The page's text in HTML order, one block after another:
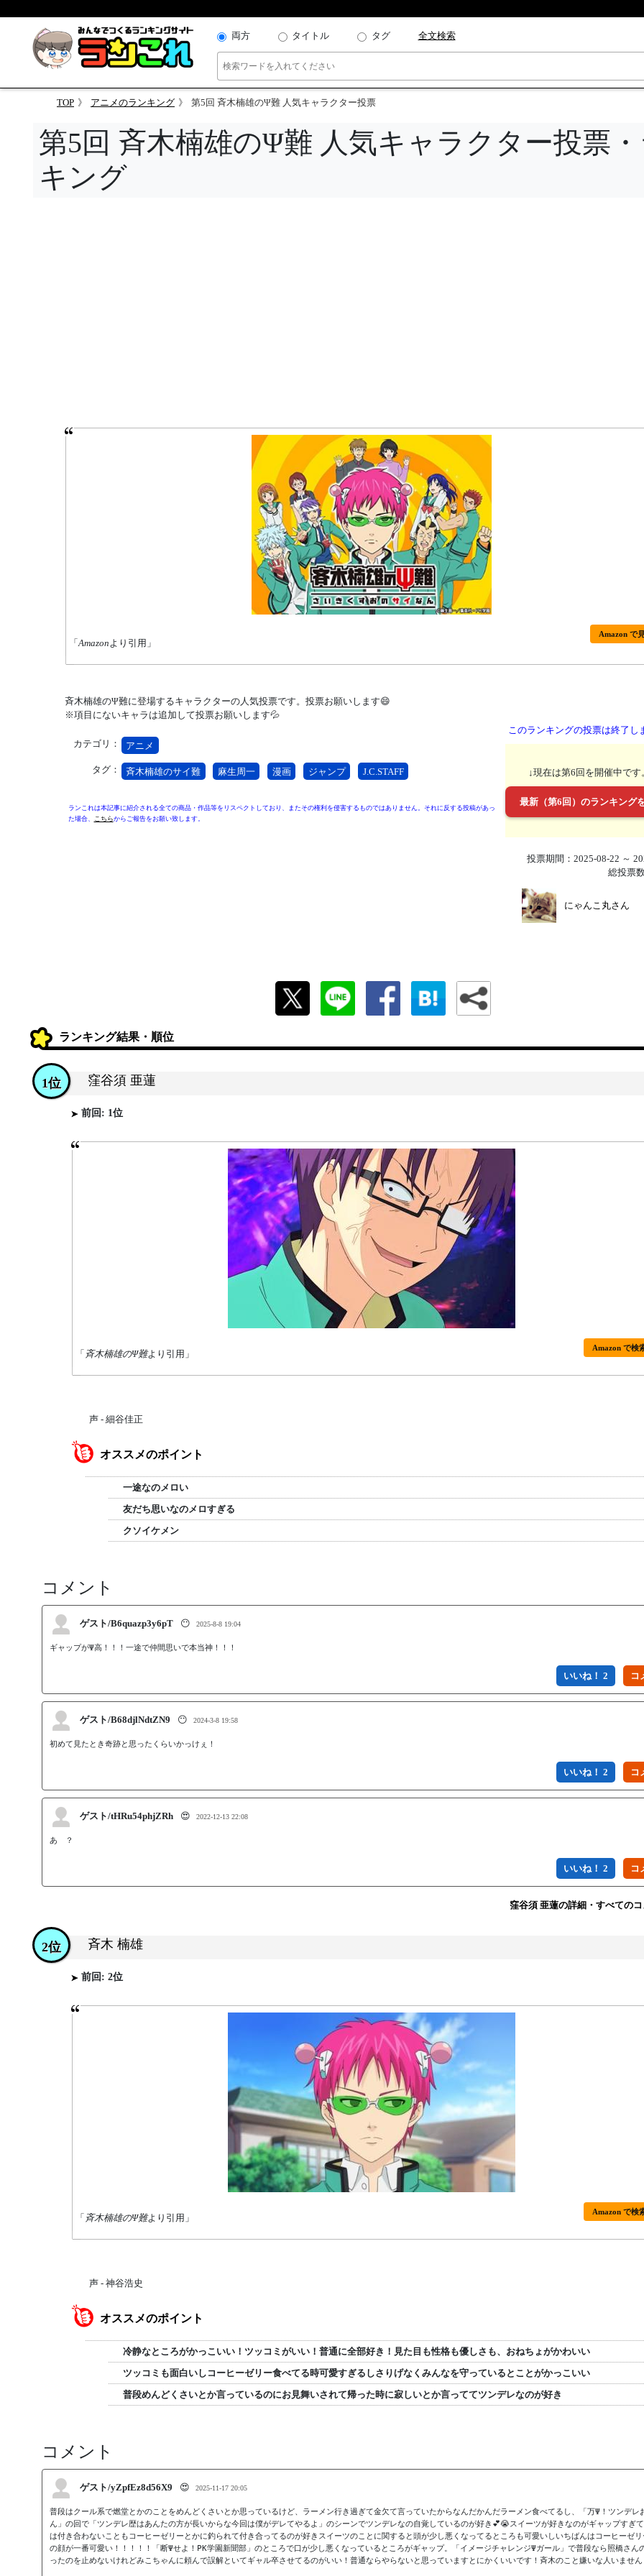
両方 タイトル タグ 全文検索
TOP アニメのランキング 第5回 斉木楠雄のΨ難 人気キャラクター投票
第5回 斉木楠雄のΨ難 人気キャラクター投票
キング
「Amazonより引用」
Amazon で
斉木楠雄のΨ難に登場するキャラクターの人気投票です。投票お願いします😄
※項目にないキャラは追加して投票お願いします💦
カテゴリ： アニメ
タグ： 斉木楠雄のサイ難 麻生周一 漫画 ジャンプ J.C.STAFF
ランこれは本記事に紹介される全ての商品・作品等をリスペクトしており、またその権利を侵害するものではありません。それに反する投稿があっ
た場合、
こちらからご報告をお願い致します。
このランキングの投票は終了し
↓現在は第6回を開催中です
最新（第6回）のランキング
投票期間：2025-08-22 ～
総投票
にゃんこ丸さん
ランキング結果・順位
窪谷須 亜蓮
1位
前回: 1位
「 斉木楠雄のΨ難より引用」
Amazon で検
声 - 細谷佳正
オススメのポイント
一途なのメロい
友だち思いなのメロすぎる
クソイケメン
コメント
ゲスト/B6quazp3y6pT 😶 2025-8-8 19:04
ギャップがΨ高！！！一途で仲間思いで本当神！！！
いいね！ 2
ゲスト/B68djlNdtZN9 😶 2024-3-8 19:58
初めて見たとき奇跡と思ったくらいかっけぇ！
いいね！ 2
ゲスト/tHRu54phjZRh 😍 2022-12-13 22:08
あ゙？
いいね！ 2
窪谷須 亜蓮の詳細・すべての
斉木 楠雄
2位
前回: 2位
「 斉木楠雄のΨ難より引用」
Amazon で検
声 - 神谷浩史
オススメのポイント
冷静なところがかっこいい！ツッコミがいい！普通に全部好き！見た目も性格も優しさも、おねちょがかわいい
ツッコミも面白いしコーヒーゼリー食べてる時可愛すぎるしさりげなくみんなを守っているとことがかっこいい
普段めんどくさいとか言っているのにお見舞いされて帰った時に寂しいとか言っててツンデレなのが好き
コメント
ゲスト/yZpfEz8d56X9 😍 2025-11-17 20:05
普段はクール系で燃堂とかのことをめんどくさいとか思っているけど、ラーメン行き過ぎて金欠て言っていたからなんだかんだラーメン食べてるし、「万Ψ！ツンデレ
ん」の回で「ツンデレ歴はあんたの方が長いからな今回は僕がデレてやるよ」のシーンでツンデレなの自覚しているのが好き︎💕︎😭スイーツが好きなのがギャップすぎ
は付き合わないこともコーヒーゼリーとかに釣られて付き合ってるのが好きスイーツのことに関すると頭が少し悪くなってるところも可愛いしいちばんはコーヒーゼ
の顔が一番可愛い！！！！！「断Ψせよ！PK学園新聞部」のところで口が少し悪くなっているところがギャップ。「イメージチャレンジΨガール」で普段なら照橋さん
ったのを止めないけれどみこちゃんに頼んで誤解といてギャル卒させてるのがいい！普通ならやらないと思っていますとにかくいいです！斉木のこと嫌いな人いませ